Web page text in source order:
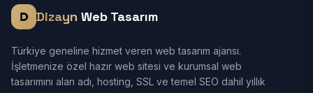
Dizayn Web Tasarım
Türkiye geneline hizmet veren web tasarım ajansı.
İşletmenize özel hazır web sitesi ve kurumsal web
tasarımını alan adı, hosting, SSL ve temel SEO dahil yıllık